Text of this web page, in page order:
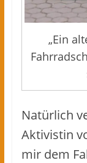
„Ein
Natürlich
Aktivistin
mir dem